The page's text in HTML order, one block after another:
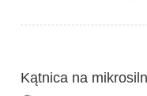
Kątnica na